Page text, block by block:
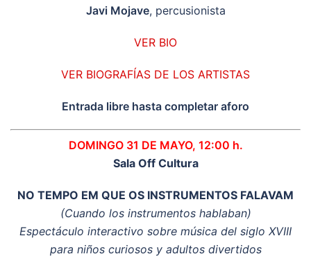
Javi Mojave, percusionista
VER BIO
VER BIOGRAFÍAS DE LOS ARTISTAS
Entrada libre hasta completar aforo
DOMINGO 31 DE MAYO, 12:00 h.
Sala Off Cultura
NO TEMPO EM QUE OS INSTRUMENTOS FALAVAM
(Cuando los instrumentos hablaban)
Espectáculo interactivo sobre música del siglo XVIII
para niños curiosos y adultos divertidos